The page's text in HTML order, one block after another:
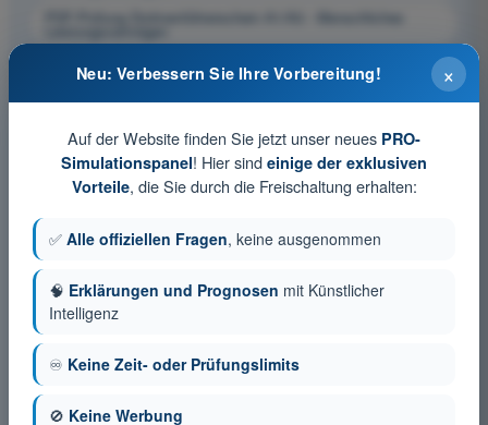
PDF-Prüfung Drohnenführerschein A1/A3 - Menschliches
×
Neu: Verbessern Sie Ihre Vorbereitung!
Auf der Website finden Sie jetzt unser neues PRO-
Simulationspanel! Hier sind einige der exklusiven
Vorteile, die Sie durch die Freischaltung erhalten:
✅ Alle offiziellen Fragen, keine ausgenommen
🧠 Erklärungen und Prognosen mit Künstlicher
Intelligenz
♾️ Keine Zeit- oder Prüfungslimits
🚫 Keine Werbung